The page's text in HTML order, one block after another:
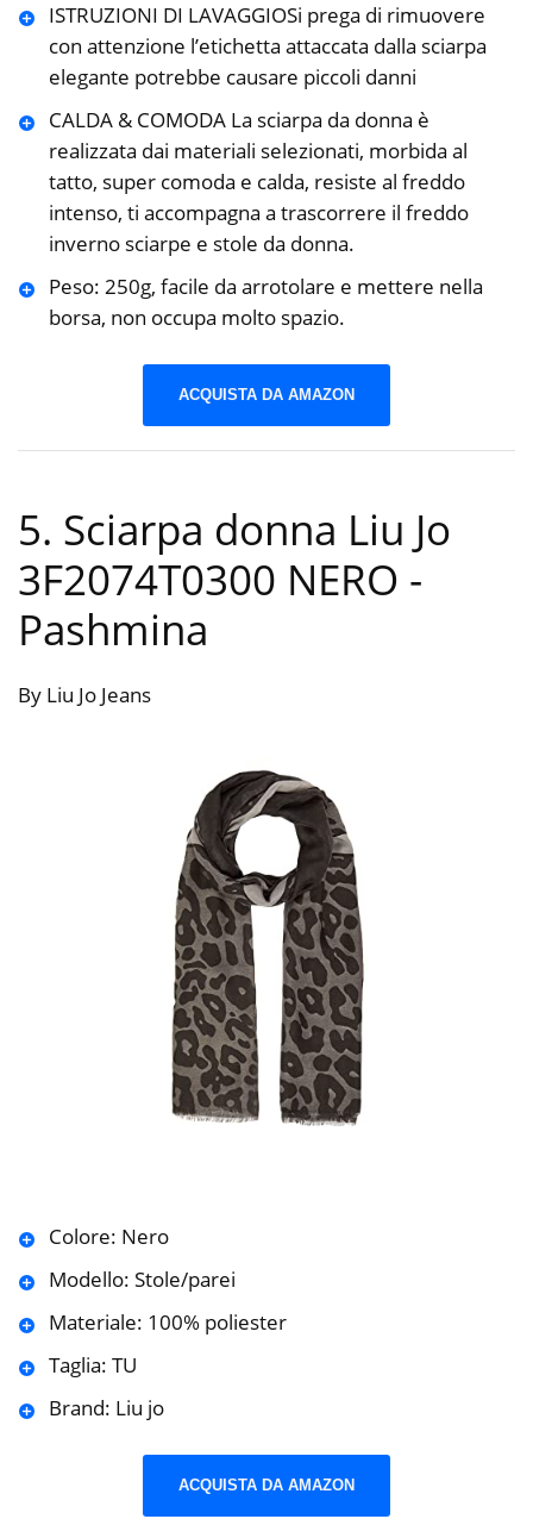
ISTRUZIONI DI LAVAGGIOSi prega di rimuovere
con attenzione l’etichetta attaccata dalla sciarpa
elegante potrebbe causare piccoli danni
CALDA & COMODA La sciarpa da donna è
realizzata dai materiali selezionati, morbida al
tatto, super comoda e calda, resiste al freddo
intenso, ti accompagna a trascorrere il freddo
inverno sciarpe e stole da donna.
Peso: 250g, facile da arrotolare e mettere nella
borsa, non occupa molto spazio.
ACQUISTA DA AMAZON
5. Sciarpa donna Liu Jo
3F2074T0300 NERO -
Pashmina
By Liu Jo Jeans
Colore: Nero
Modello: Stole/parei
Materiale: 100% poliester
Taglia: TU
Brand: Liu jo
ACQUISTA DA AMAZON